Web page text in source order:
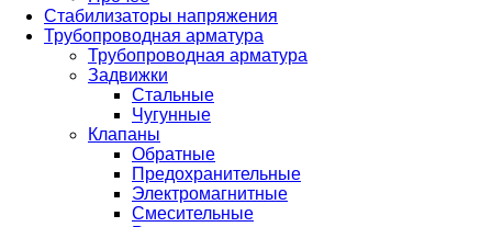
Стабилизаторы напряжения
Трубопроводная арматура
Трубопроводная арматура
Задвижки
Стальные
Чугунные
Клапаны
Обратные
Предохранительные
Электромагнитные
Смесительные